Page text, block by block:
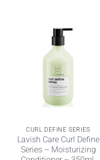
CURL DEFINE SERIES
Lavish Care Curl Define
Series – Moisturizing